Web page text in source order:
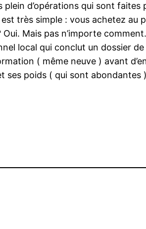
d’opérations qui sont faites
très simple : vous achetez au
Mais pas n’importe
local qui conclut un dossier
( même neuve ) avant
ses poids ( qui sont abondantes